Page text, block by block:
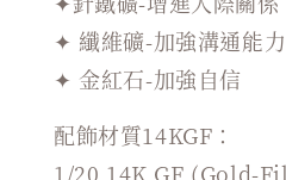
✦ 纖維礦-加強溝通能力
✦ 金紅石-加強自信
配飾材質14KGF：
1/20 14K GF (Gold-